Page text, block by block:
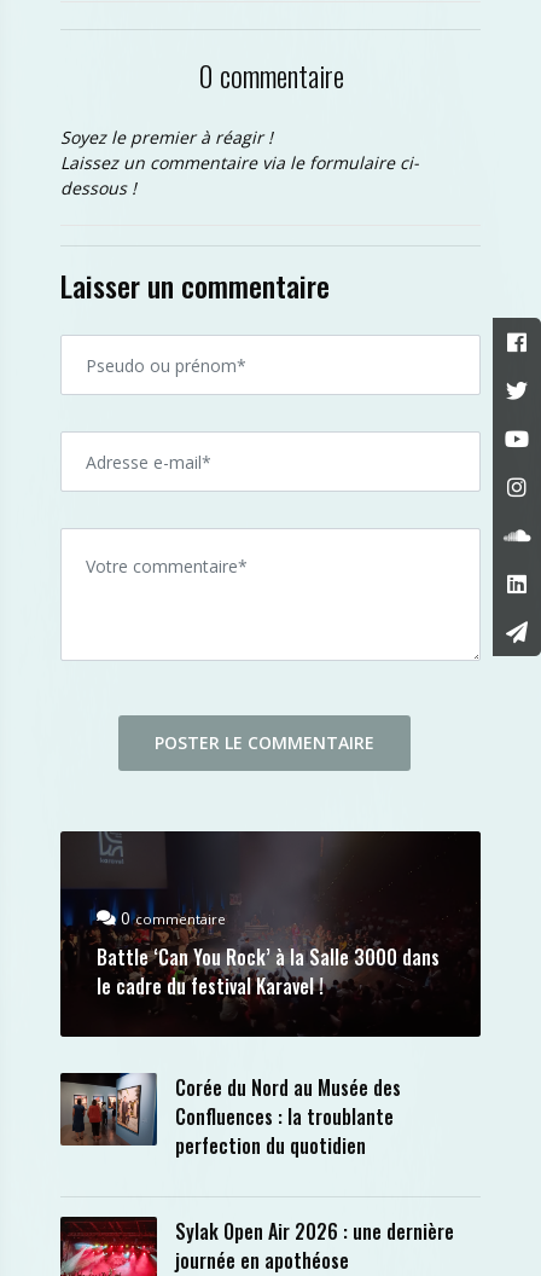
0 commentaire
Soyez le premier à réagir !
Laissez un commentaire via le formulaire ci-
dessous !
Laisser un commentaire
0commentaire
Battle ‘Can You Rock’ à la Salle 3000 dans
le cadre du festival Karavel !
Corée du Nord au Musée des
Confluences : la troublante
perfection du quotidien
Sylak Open Air 2026 : une dernière
journée en apothéose